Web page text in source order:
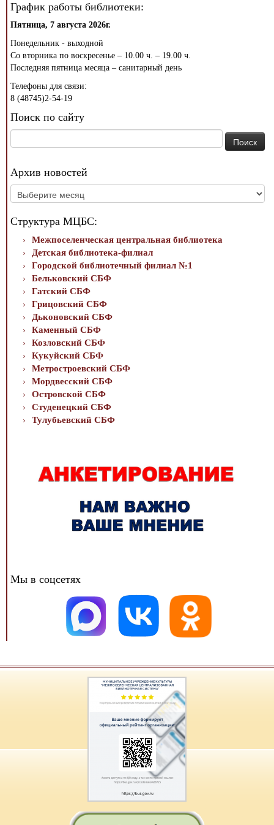
График работы библиотеки:
Пятница, 7 августа 2026г.
Понедельник - выходной
Со вторника по воскресенье – 10.00 ч. – 19.00 ч.
Последняя пятница месяца – санитарный день
Телефоны для связи:
8 (48745)2-54-19
Поиск по сайту
Архив новостей
Архив
новостей
Структура МЦБС:
Межпоселенческая центральная библиотека
Детская библиотека-филиал
Городской библиотечный филиал №1
Бельковский СБФ
Гатский СБФ
Грицовский СБФ
Дьконовский СБФ
Каменный СБФ
Козловский СБФ
Кукуйский СБФ
Метростроевский СБФ
Мордвесский СБФ
Островской СБФ
Студенецкий СБФ
Тулубьевский СБФ
Мы в соцсетях